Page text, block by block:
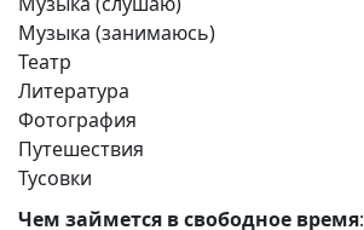
Музыка (занимаюсь)
Театр
Литература
Фотография
Путешествия
Тусовки
Чем займется в свободное время: